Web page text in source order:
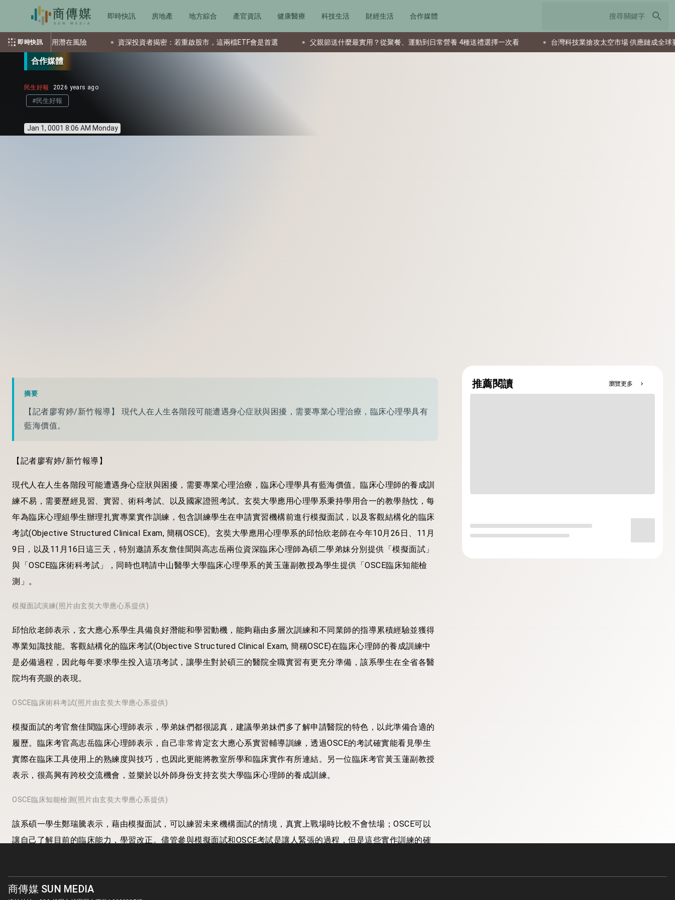
即時快訊 房地產 地方綜合 產官資訊 健康醫療 科技生活 財經生活 合作媒體 search
即時快訊
誤用潛在風險 資深投資者揭密：若重啟股市，這兩檔ETF會是首選 父親節送什麼最實用？從聚餐、運動到日常營養 4種送禮選擇一次看 台灣科技業搶攻太空市場 供應鏈成全球要角新星
合作媒體
民生好報 2026 years ago
#民生好報
Jan 1, 0001 8:06 AM Monday
摘要
【記者廖宥婷/新竹報導】 現代人在人生各階段可能遭遇身心症狀與困擾，需要專業心理治療，臨床心理學具有
藍海價值。
【記者廖宥婷/新竹報導】
現代人在人生各階段可能遭遇身心症狀與困擾，需要專業心理治療，臨床心理學具有藍海價值。臨床心理師的養成訓
練不易，需要歷經見習、實習、術科考試、以及國家證照考試。玄奘大學應用心理學系秉持學用合一的教學熱忱，每
年為臨床心理組學生辦理扎實專業實作訓練，包含訓練學生在申請實習機構前進行模擬面試，以及客觀結構化的臨床
考試(Objective Structured Clinical Exam, 簡稱OSCE)。玄奘大學應用心理學系的邱怡欣老師在今年10月26日、11月
9日，以及11月16日這三天，特別邀請系友詹佳聞與高志岳兩位資深臨床心理師為碩二學弟妹分別提供「模擬面試」
與「OSCE臨床術科考試」，同時也聘請中山醫學大學臨床心理學系的黃玉蓮副教授為學生提供「OSCE臨床知能檢
測」。
模擬面試演練(照片由玄奘大學應心系提供)
邱怡欣老師表示，玄大應心系學生具備良好潛能和學習動機，能夠藉由多層次訓練和不同業師的指導累積經驗並獲得
專業知識技能。客觀結構化的臨床考試(Objective Structured Clinical Exam, 簡稱OSCE)在臨床心理師的養成訓練中
是必備過程，因此每年要求學生投入這項考試，讓學生對於碩三的醫院全職實習有更充分準備，該系學生在全省各醫
院均有亮眼的表現。
OSCE臨床術科考試(照片由玄奘大學應心系提供)
模擬面試的考官詹佳聞臨床心理師表示，學弟妹們都很認真，建議學弟妹們多了解申請醫院的特色，以此準備合適的
履歷。臨床考官高志岳臨床心理師表示，自己非常肯定玄大應心系實習輔導訓練，透過OSCE的考試確實能看見學生
實際在臨床工具使用上的熟練度與技巧，也因此更能將教室所學和臨床實作有所連結。另一位臨床考官黃玉蓮副教授
表示，很高興有跨校交流機會，並樂於以外師身份支持玄奘大學臨床心理師的養成訓練。
OSCE臨床知能檢測(照片由玄奘大學應心系提供)
該系碩一學生鄭瑞騰表示，藉由模擬面試，可以練習未來機構面試的情境，真實上戰場時比較不會怯場；OSCE可以
讓自己了解目前的臨床能力，學習改正。儘管參與模擬面試和OSCE考試是讓人緊張的過程，但是這些實作訓練的確
推薦閱讀 瀏覽更多 chevron_right
商傳媒 SUN MEDIA